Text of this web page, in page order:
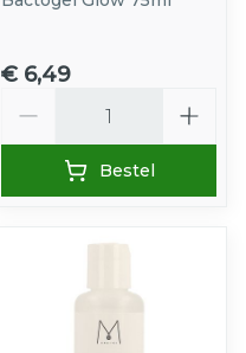
€ 6,49
Bestel